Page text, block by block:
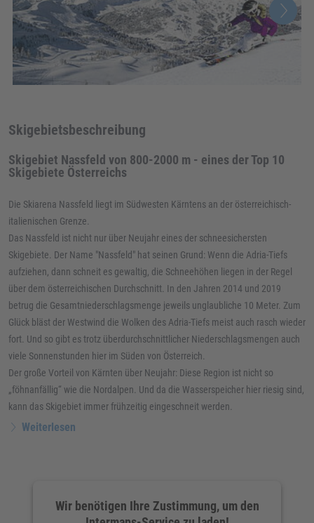
Skigebietsbeschreibung
Skigebiet Nassfeld von 800-2000 m - eines der Top 10
Skigebiete Österreichs
Die Skiarena Nassfeld liegt im Südwesten Kärntens an der österreichisch-
italienischen Grenze.
Das Nassfeld ist nicht nur über Neujahr eines der schneesichersten
Skigebiete. Der Name "Nassfeld" hat seinen Grund: Wenn die Adria-Tiefs
aufziehen, dann schneit es gewaltig, die Schneehöhen liegen in der Regel
über dem österreichischen Durchschnitt. In den Jahren 2014 und 2019
betrug die Gesamtniederschlagsmenge jeweils unglaubliche 10 Meter. Zum
Glück bläst der Westwind die Wolken des Adria-Tiefs meist auch rasch wieder
fort. Und so gibt es trotz überdurchschnittlicher Niederschlagsmengen auch
viele Sonnenstunden hier im Süden von Österreich.
Der große Vorteil von Kärnten über Neujahr: Diese Region ist nicht so
„föhnanfällig“ wie die Nordalpen. Und da die Wasserspeicher hier riesig sind,
kann das Skigebiet immer frühzeitig eingeschneit werden.
Weiterlesen
Wir benötigen Ihre Zustimmung, um den